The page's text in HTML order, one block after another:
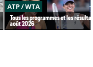
ATP / WTA
Tous les programmes et les
août 2026